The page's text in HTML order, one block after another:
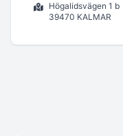
Högalidsvägen 1 b
39470 KALMAR